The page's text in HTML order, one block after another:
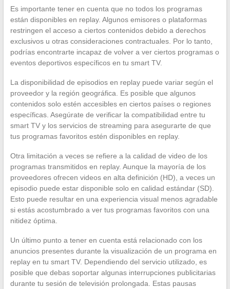
Es importante tener en cuenta que no todos los programas
están disponibles en replay. Algunos emisores o plataformas
restringen el acceso a ciertos contenidos debido a derechos
exclusivos u otras consideraciones contractuales. Por lo tanto,
podrías encontrarte incapaz de volver a ver ciertos programas o
eventos deportivos específicos en tu smart TV.
La disponibilidad de episodios en replay puede variar según el
proveedor y la región geográfica. Es posible que algunos
contenidos solo estén accesibles en ciertos países o regiones
específicas. Asegúrate de verificar la compatibilidad entre tu
smart TV y los servicios de streaming para asegurarte de que
tus programas favoritos estén disponibles en replay.
Otra limitación a veces se refiere a la calidad de video de los
programas transmitidos en replay. Aunque la mayoría de los
proveedores ofrecen videos en alta definición (HD), a veces un
episodio puede estar disponible solo en calidad estándar (SD).
Esto puede resultar en una experiencia visual menos agradable
si estás acostumbrado a ver tus programas favoritos con una
nitidez óptima.
Un último punto a tener en cuenta está relacionado con los
anuncios presentes durante la visualización de un programa en
replay en tu smart TV. Dependiendo del servicio utilizado, es
posible que debas soportar algunas interrupciones publicitarias
durante tu sesión de televisión prolongada. Estas pausas